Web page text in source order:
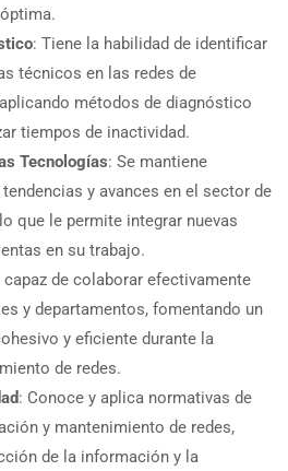
: Tiene la habilidad de identificar
técnicos en las redes de
métodos de diagnóstico
tiempos de inactividad.
Tecnologías: Se mantiene
y avances en el sector de
que le permite integrar nuevas
en su trabajo.
capaz de colaborar efectivamente
y departamentos, fomentando un
y eficiente durante la
de redes.
: Conoce y aplica normativas de
y mantenimiento de redes,
de la información y la